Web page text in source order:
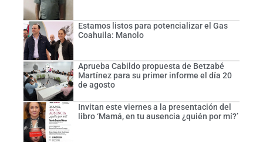
Estamos listos para potencializar el Gas
Coahuila: Manolo
Aprueba Cabildo propuesta de Betzabé
Martínez para su primer informe el día 20
de agosto
Invitan este viernes a la presentación del
libro ‘Mamá, en tu ausencia ¿quién por mí?’